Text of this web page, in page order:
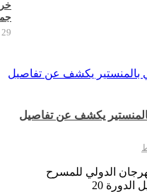
29 يوليو 2026
يكشف عن تفاصيل
الدولي للمسرح
20